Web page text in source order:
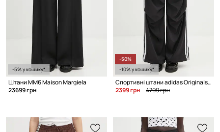
-5% у кошику*
Штани MM6 Maison Margiela
23699 грн
-50%
-10% у кошику*
Спортивні штани adidas Originals Trackpant
2399 грн
4799 грн